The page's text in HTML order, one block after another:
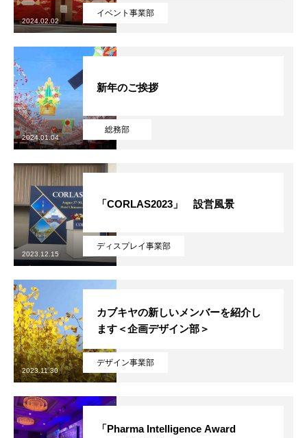
COMPANY
BUSINESS
RECRUITMENT 採用情報
プライバシーポリシー 最新のブログはこちらから
イベント事業部
2024.02.02
総務部
新年のご挨拶
2024.01.04
ディスプレイ事業部
「CORLAS2023」 設営風景
2023.12.15
デザイン事業部
カブキヤの新しいメンバーを紹介し
ます＜企画デザイン部＞
2023.11.30
「Pharma Intelligence Award